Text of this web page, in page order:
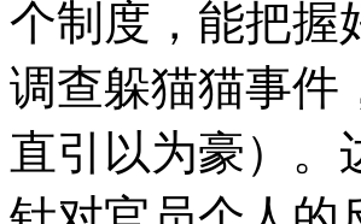
个制度，能把握
调查躲猫猫事件
直引以为豪）。